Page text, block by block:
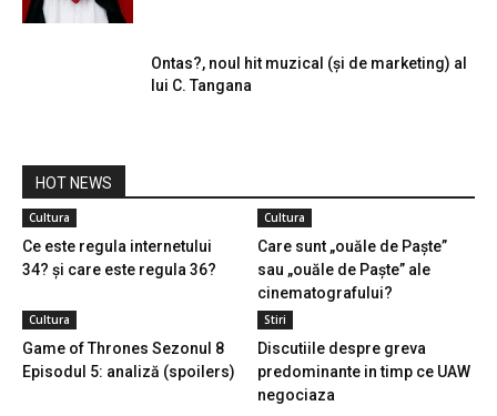
Ontas?, noul hit muzical (și de marketing) al
lui C. Tangana
HOT NEWS
Cultura
Ce este regula internetului
34? și care este regula 36?
Cultura
Care sunt „ouăle de Paște”
sau „ouăle de Paște” ale
cinematografului?
Cultura
Game of Thrones Sezonul 8
Episodul 5: analiză (spoilers)
Stiri
Discutiile despre greva
predominante in timp ce UAW
negociaza